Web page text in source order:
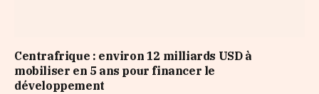
Centrafrique : environ 12 milliards USD à
mobiliser en 5 ans pour financer le
développement